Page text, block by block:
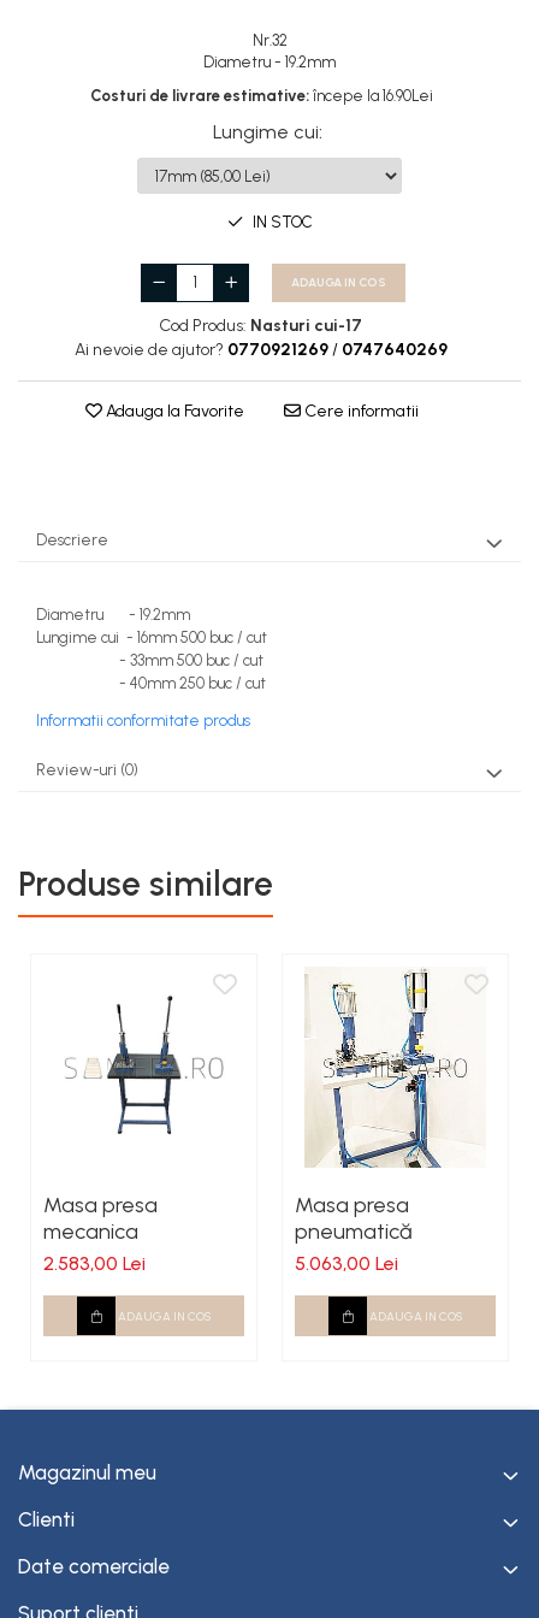
Nr.32
Diametru - 19.2mm
Costuri de livrare estimative: începe la 16.90Lei
Lungime cui:
IN STOC
ADAUGA IN COS
Cod Produs: Nasturi cui-17
Ai nevoie de ajutor? 0770921269 / 0747640269
Adauga la Favorite Cere informatii
Descriere
Diametru - 19.2mm
Lungime cui - 16mm 500 buc / cut
- 33mm 500 buc / cut
- 40mm 250 buc / cut
Informatii conformitate produs
Review-uri (0)
Produse similare
Masa presa
mecanica
2.583,00 Lei
ADAUGA IN COS
Masa presa
pneumatică
5.063,00 Lei
ADAUGA IN COS
Magazinul meu
Clienti
Date comerciale
Suport clienti